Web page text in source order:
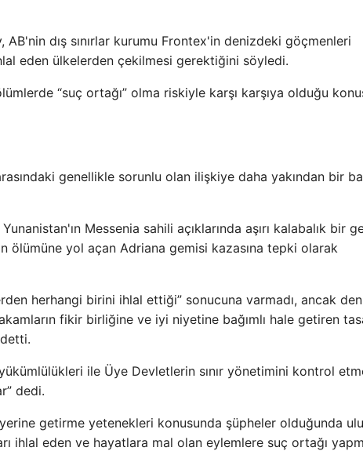
dış sınırlar kurumu Frontex'in denizdeki göçmenleri
eden ülkelerden çekilmesi gerektiğini söyledi.
“suç ortağı” olma riskiyle karşı karşıya olduğu
genellikle sorunlu olan ilişkiye daha yakından bir
Messenia sahili açıklarında aşırı kalabalık bir
ölümüne yol açan Adriana gemisi kazasına tepki olarak
herhangi birini ihlal ettiği” sonucuna varmadı, ancak
fikir birliğine ve iyi niyetine bağımlı hale getiren
ile Üye Devletlerin sınır yönetimini kontrol
dedi.
getirme yetenekleri konusunda şüpheler olduğunda
ihlal eden ve hayatlara mal olan eylemlere suç ortağı